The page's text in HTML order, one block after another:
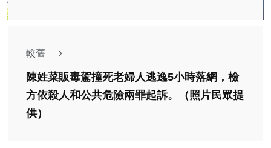
較舊
陳姓菜販毒駕撞死老婦人逃逸5小時落網，檢
方依殺人和公共危險兩罪起訴。（照片民眾提
供）